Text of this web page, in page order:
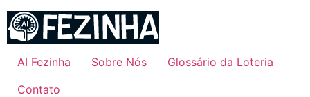
para
conteúdo
AI Fezinha Sobre Nós
Glossário da Loteria
Contato